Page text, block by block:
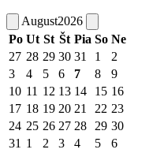
August2026
Po Ut St Št Pia So Ne
27 28 29 30 31 1
2
3
4 5 6 7 8
9
10 11 12 13 14 15 16
17 18 19 20 21 22 23
24 25 26 27 28 29 30
31 1 2 3 4 5 6